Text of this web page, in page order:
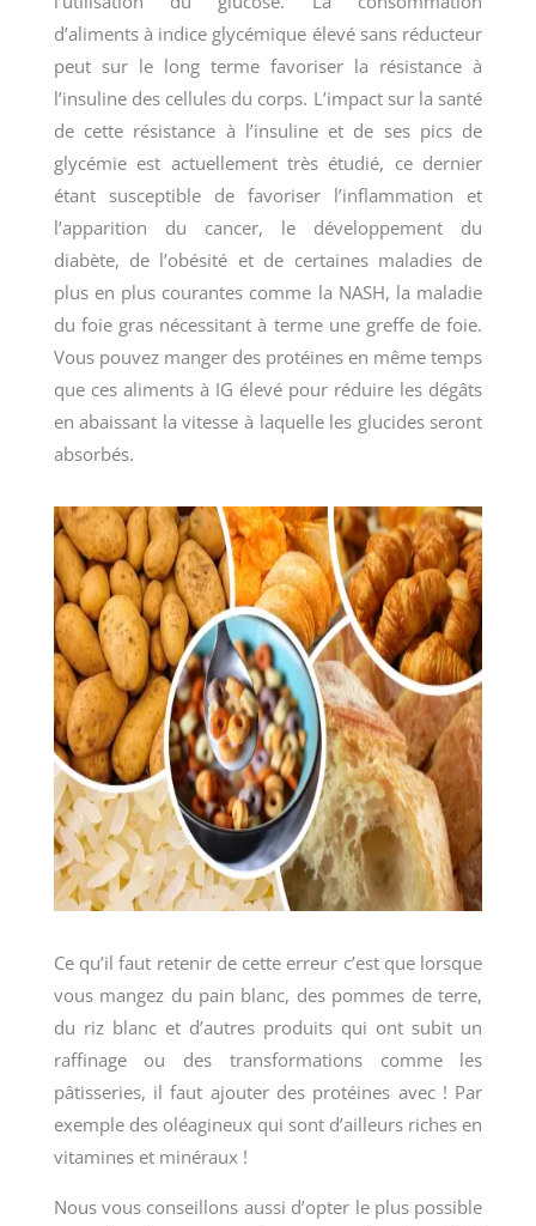
d’aliments à indice glycémique élevé sans réducteur
peut sur le long terme favoriser la résistance à
l’insuline des cellules du corps. L’impact sur la santé
de cette résistance à l’insuline et de ses pics de
glycémie est actuellement très étudié, ce dernier
étant susceptible de favoriser l’inflammation et
l’apparition du cancer, le développement du
diabète, de l’obésité et de certaines maladies de
plus en plus courantes comme la NASH, la maladie
du foie gras nécessitant à terme une greffe de foie.
Vous pouvez manger des protéines en même temps
que ces aliments à IG élevé pour réduire les dégâts
en abaissant la vitesse à laquelle les glucides seront
absorbés.
Ce qu’il faut retenir de cette erreur c’est que lorsque
vous mangez du pain blanc, des pommes de terre,
du riz blanc et d’autres produits qui ont subit un
raffinage ou des transformations comme les
pâtisseries, il faut ajouter des protéines avec ! Par
exemple des oléagineux qui sont d’ailleurs riches en
vitamines et minéraux !
Nous vous conseillons aussi d’opter le plus possible